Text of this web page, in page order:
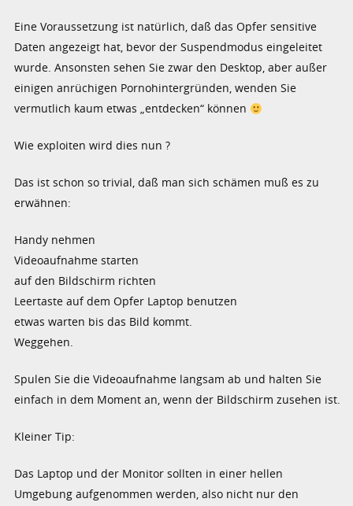
Eine Voraussetzung ist natürlich, daß das Opfer sensitive
Daten angezeigt hat, bevor der Suspendmodus eingeleitet
wurde. Ansonsten sehen Sie zwar den Desktop, aber außer
einigen anrüchigen Pornohintergründen, wenden Sie
vermutlich kaum etwas „entdecken“ können
Wie exploiten wird dies nun ?
Das ist schon so trivial, daß man sich schämen muß es zu
erwähnen:
Handy nehmen
Videoaufnahme starten
auf den Bildschirm richten
Leertaste auf dem Opfer Laptop benutzen
etwas warten bis das Bild kommt.
Weggehen.
Spulen Sie die Videoaufnahme langsam ab und halten Sie
einfach in dem Moment an, wenn der Bildschirm zusehen ist.
Kleiner Tip:
Das Laptop und der Monitor sollten in einer hellen
Umgebung aufgenommen werden, also nicht nur den